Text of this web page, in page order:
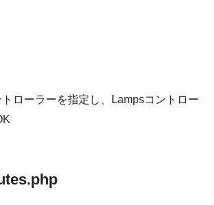
ローラーを指定し、Lampsコントロー